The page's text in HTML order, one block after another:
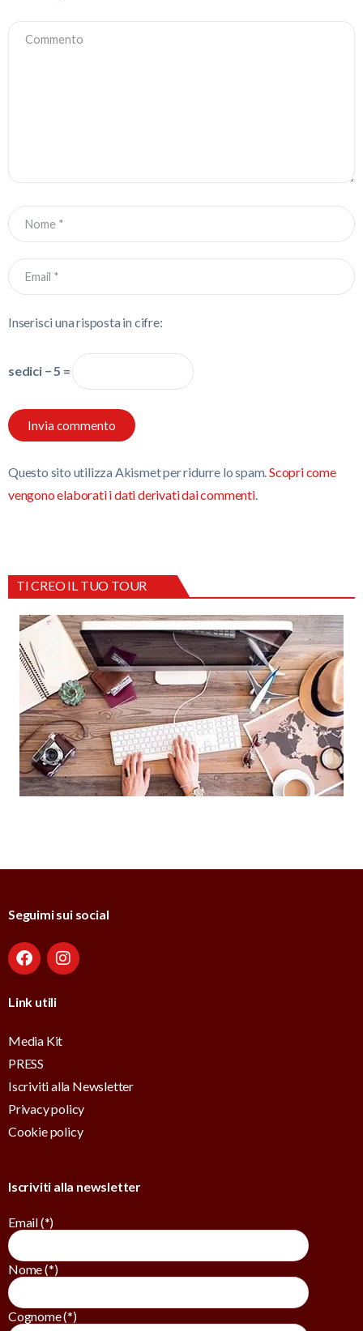
Inserisci una risposta in cifre:
sedici − 5 =
Questo sito utilizza Akismet per ridurre lo spam. Scopri come
vengono elaborati i dati derivati dai commenti.
TI CREO IL TUO TOUR
Seguimi sui social
Link utili
Media Kit
PRESS
Iscriviti alla Newsletter
Privacy policy
Cookie policy
Iscriviti alla newsletter
Email (*)
Nome (*)
Cognome (*)